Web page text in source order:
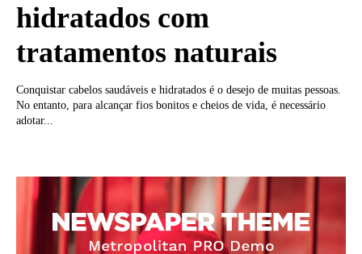
hidratados com
tratamentos naturais
Conquistar cabelos saudáveis e hidratados é o desejo de muitas pessoas.
No entanto, para alcançar fios bonitos e cheios de vida, é necessário
adotar...